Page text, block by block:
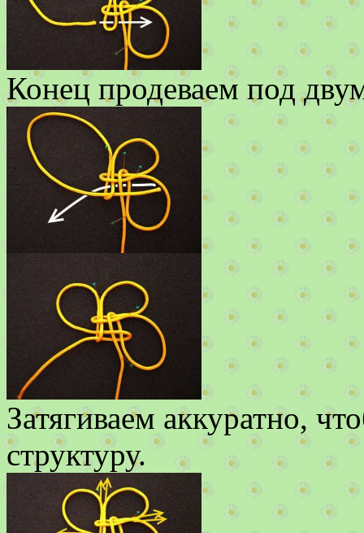
Конец продеваем под
Затягиваем аккуратно,
структуру.